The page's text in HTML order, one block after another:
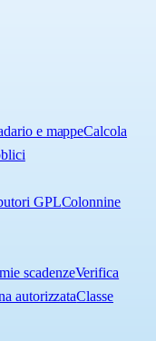
e mappeCalcola
GPLColonnine
scadenzeVerifica
autorizzataClasse